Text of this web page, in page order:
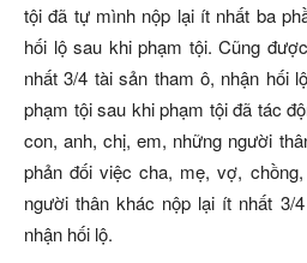
tội đã tự mình nộp lại ít nhất ba
hối lộ sau khi phạm tội. Cũng
nhất 3/4 tài sản tham ô, nhận hối
phạm tội sau khi phạm tội đã tác
con, anh, chị, em, những người
phản đối việc cha, mẹ, vợ,
người thân khác nộp lại ít nhất 3/
nhận hối lộ.